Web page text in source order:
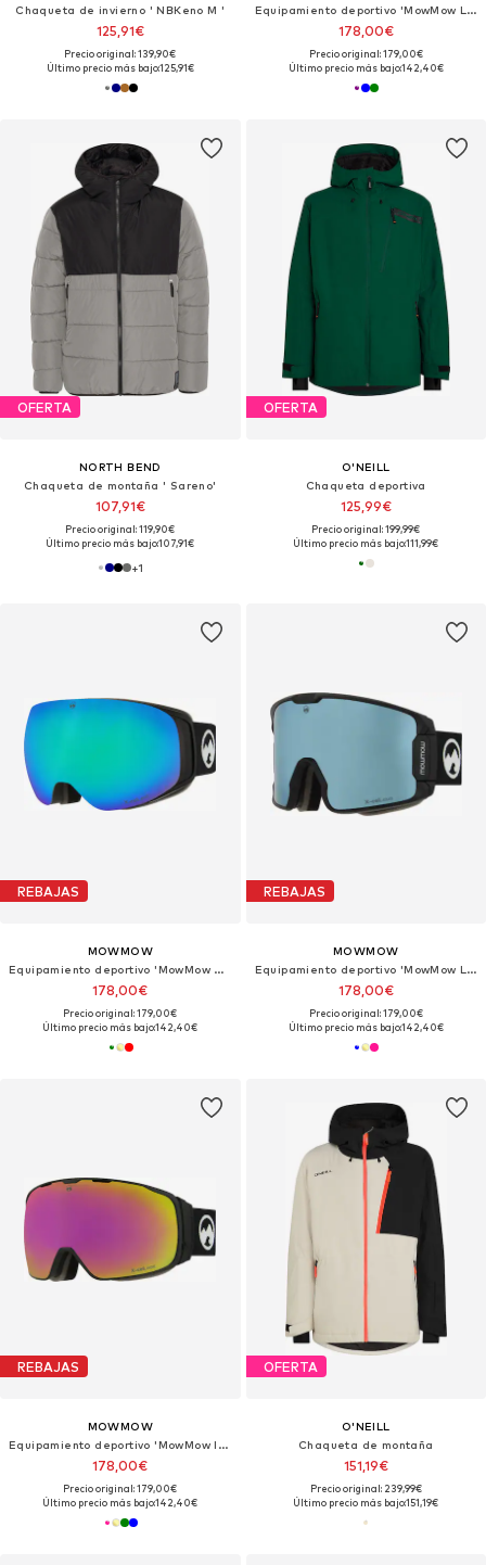
Chaqueta de invierno ' NBKeno M '
125,91€
Precio original: 139,90€
Último precio más bajo:125,91€
Equipamiento deportivo 'MowMow LOCAL Ski Goggles - Free Bonus Lens - Magnetic - ECO: Bioresin Frame & Recycled - UV400'
178,00€
Precio original: 179,00€
Último precio más bajo:142,40€
OFERTA
NORTH BEND
Chaqueta de montaña ' Sareno'
107,91€
Precio original: 119,90€
Último precio más bajo:107,91€
+1
OFERTA
O'NEILL
Chaqueta deportiva
125,99€
Precio original: 199,99€
Último precio más bajo:111,99€
REBAJAS
MOWMOW
Equipamiento deportivo 'MowMow GRAVITY Ski Goggles - Free Bonus Lens - Magnetic - ECO: Bioresin Frame & Recycled - UV400 - Unisex'
178,00€
Precio original: 179,00€
Último precio más bajo:142,40€
REBAJAS
MOWMOW
Equipamiento deportivo 'MowMow LEGEND Ski Goggles - Free Bonus Lens - Magnetic - ECO: Bioresin Frame & Recycled - UV400 - Unisex'
178,00€
Precio original: 179,00€
Último precio más bajo:142,40€
REBAJAS
MOWMOW
Equipamiento deportivo 'MowMow ICON Ski Goggles - Free Bonus Lens - Magnetic - ECO: Bioresin Frame & Recycled - UV400 - Unisex'
178,00€
Precio original: 179,00€
Último precio más bajo:142,40€
OFERTA
O'NEILL
Chaqueta de montaña
151,19€
Precio original: 239,99€
Último precio más bajo:151,19€